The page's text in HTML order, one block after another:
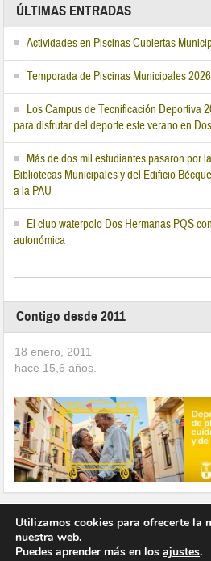
ÚLTIMAS ENTRADAS
Actividades en Piscinas Cubiertas
Temporada de Piscinas Municipales 2026
Los Campus de Tecnificación Deportiva
para disfrutar del deporte este verano en
Más de dos mil estudiantes pasaron por
Bibliotecas Municipales y del Edificio
a la PAU
El club waterpolo Dos Hermanas PQS
autonómica
Contigo desde 2011
18 enero, 2011
hace 15,6 años.
Utilizamos cookies para ofrecerte la
nuestra web.
Puedes aprender más en los ajustes.